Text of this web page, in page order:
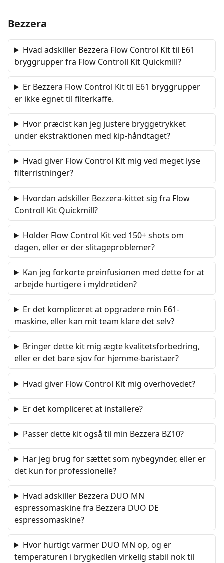
Bezzera
Hvad adskiller Bezzera Flow Control Kit til E61
bryggrupper fra Flow Controll Kit Quickmill?
Er Bezzera Flow Control Kit til E61 bryggrupper
er ikke egnet til filterkaffe.
Hvor præcist kan jeg justere bryggetrykket
under ekstraktionen med kip-håndtaget?
Hvad giver Flow Control Kit mig ved meget lyse
filterristninger?
Hvordan adskiller Bezzera-kittet sig fra Flow
Controll Kit Quickmill?
Holder Flow Control Kit ved 150+ shots om
dagen, eller er der slitageproblemer?
Kan jeg forkorte preinfusionen med dette for at
arbejde hurtigere i myldretiden?
Er det kompliceret at opgradere min E61-
maskine, eller kan mit team klare det selv?
Bringer dette kit mig ægte kvalitetsforbedring,
eller er det bare sjov for hjemme-baristaer?
Hvad giver Flow Control Kit mig overhovedet?
Er det kompliceret at installere?
Passer dette kit også til min Bezzera BZ10?
Har jeg brug for sættet som nybegynder, eller er
det kun for professionelle?
Hvad adskiller Bezzera DUO MN
espressomaskine fra Bezzera DUO DE
espressomaskine?
Hvor hurtigt varmer DUO MN op, og er
temperaturen i brygkedlen virkelig stabil nok til